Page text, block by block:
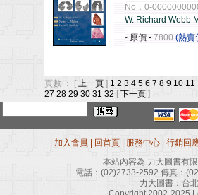
No：0-
W. Richard Webb
- 原價 - 7800 (熱賣
頁數 ： [上一頁 ] 1 2 3 4 5 6 7 8 9 10 11
27 28 29 30 31 32 [ 下一頁 ]
加入會員 回首頁 服務中心
行銷回
本站內容為 力大圖書有
電話： (02)2733-2592 傳真：
力大圖書：台